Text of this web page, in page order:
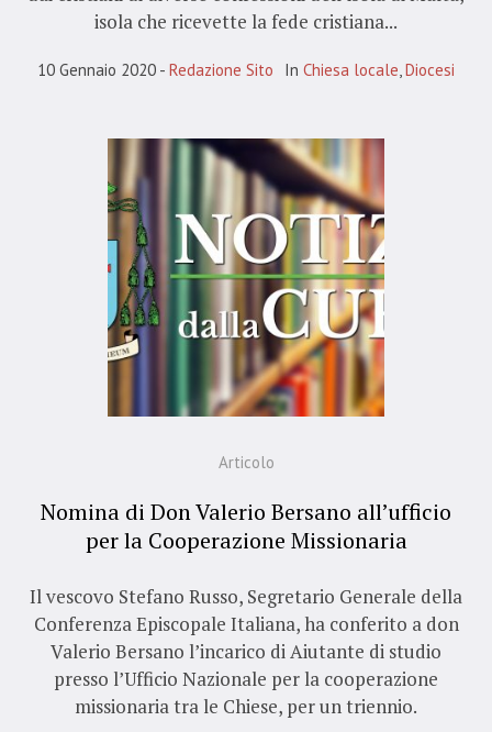
isola che ricevette la fede cristiana...
10 Gennaio 2020 Redazione Sito In Chiesa locale Diocesi
Articolo
Nomina di Don Valerio Bersano all’ufficio
per la Cooperazione Missionaria
Il vescovo Stefano Russo, Segretario Generale della
Conferenza Episcopale Italiana, ha conferito a don
Valerio Bersano l’incarico di Aiutante di studio
presso l’Ufficio Nazionale per la cooperazione
missionaria tra le Chiese, per un triennio.